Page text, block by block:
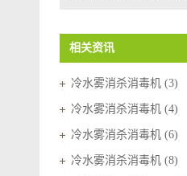
相关资讯
冷水雾消杀消毒机 (3)
冷水雾消杀消毒机 (4)
冷水雾消杀消毒机 (6)
冷水雾消杀消毒机 (8)